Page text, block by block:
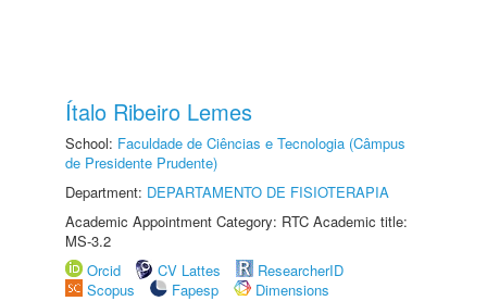
Ítalo Ribeiro Lemes
School: Faculdade de Ciências e Tecnologia (Câmpus
de Presidente Prudente)
Department: DEPARTAMENTO DE FISIOTERAPIA
Academic Appointment Category: RTC Academic title:
MS-3.2
Orcid
CV Lattes
ResearcherID
Scopus
Fapesp
Dimensions